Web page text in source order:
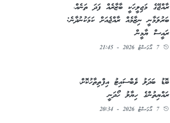
ރާއްޖޭގެ މަޖިލީހަކީ ބާޒާރެއް ފަދަ ތަނެއް،
ބަރުލަމާނީ ނިޒާމެއް ރާއްޖެއަށް ކަމަކުނުދާނެ:
ރައީސް ޔާމީން
7 އޯގަސްޓު 2026 - 21:45
ބޮޑު ބަދަލު ވެބްސައިޓު އިފްތިތާހުކޮށް،
ރައްޔިތުންގެ ހިޔާލު ހޯދަނީ
7 އޯގަސްޓު 2026 - 20:34